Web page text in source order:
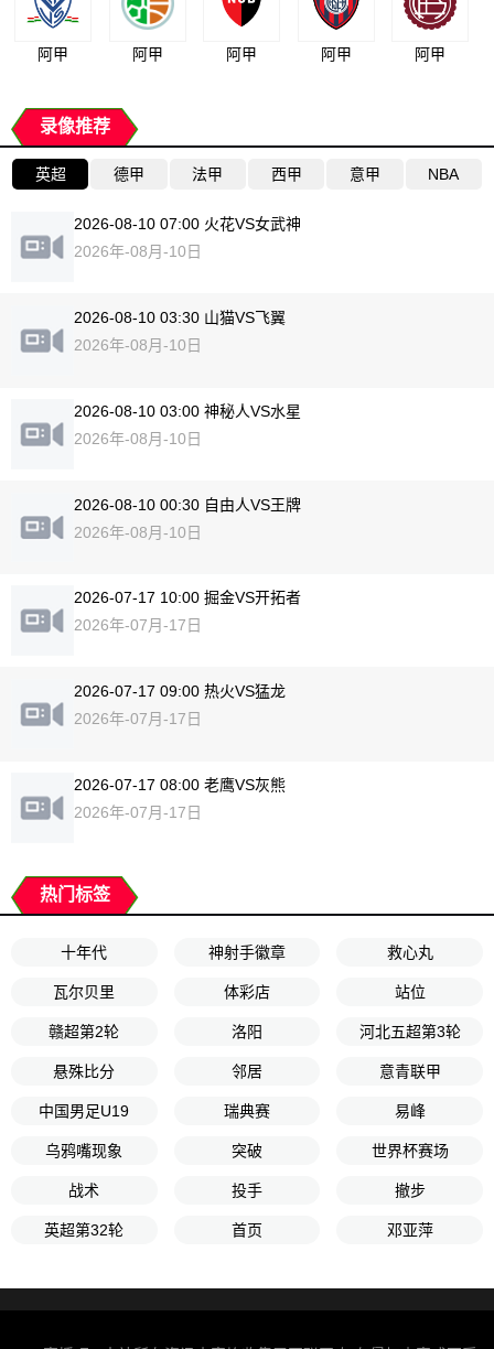
阿甲 阿甲 阿甲 阿甲 阿甲
录像推荐
英超 德甲 法甲 西甲 意甲 NBA
2026-08-10 07:00 火花VS女武神
2026年-08月-10日
2026-08-10 03:30 山猫VS飞翼
2026年-08月-10日
2026-08-10 03:00 神秘人VS水星
2026年-08月-10日
2026-08-10 00:30 自由人VS王牌
2026年-08月-10日
2026-07-17 10:00 掘金VS开拓者
2026年-07月-17日
2026-07-17 09:00 热火VS猛龙
2026年-07月-17日
2026-07-17 08:00 老鹰VS灰熊
2026年-07月-17日
热门标签
十年代 神射手徽章 救心丸
瓦尔贝里 体彩店 站位
赣超第2轮 洛阳 河北五超第3轮
悬殊比分 邻居 意青联甲
中国男足U19 瑞典赛 易峰
乌鸦嘴现象 突破 世界杯赛场
战术 投手 撤步
英超第32轮 首页 邓亚萍